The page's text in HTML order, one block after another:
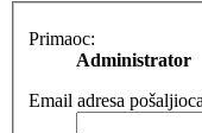
Primaoc:
Administrator
Email adresa